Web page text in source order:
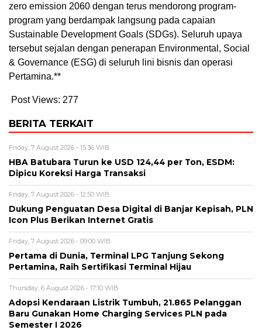
zero emission 2060 dengan terus mendorong program-
program yang berdampak langsung pada capaian
Sustainable Development Goals (SDGs). Seluruh upaya
tersebut sejalan dengan penerapan Environmental, Social
& Governance (ESG) di seluruh lini bisnis dan operasi
Pertamina.**
Post Views: 277
BERITA TERKAIT
Friday, 7 August 2026 - 15:36 WIB
HBA Batubara Turun ke USD 124,44 per Ton, ESDM:
Dipicu Koreksi Harga Transaksi
Friday, 7 August 2026 - 12:50 WIB
Dukung Penguatan Desa Digital di Banjar Kepisah, PLN
Icon Plus Berikan Internet Gratis
Friday, 7 August 2026 - 09:00 WIB
Pertama di Dunia, Terminal LPG Tanjung Sekong
Pertamina, Raih Sertifikasi Terminal Hijau
Thursday, 6 August 2026 - 17:10 WIB
Adopsi Kendaraan Listrik Tumbuh, 21.865 Pelanggan
Baru Gunakan Home Charging Services PLN pada
Semester I 2026